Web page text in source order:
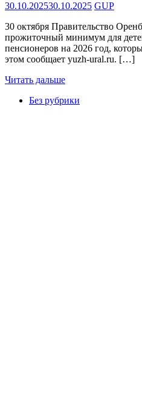
30.10.202530.10.2025 GUP
30 октября Правительство
прожиточный минимум для
пенсионеров на 2026 год,
этом сообщает yuzh-ural.ru. […]
Читать дальше
Без рубрики